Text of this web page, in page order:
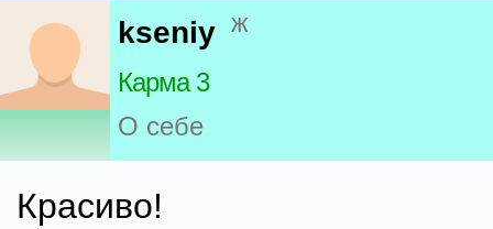
kseniy ж
Карма 3
О себе
Красиво!